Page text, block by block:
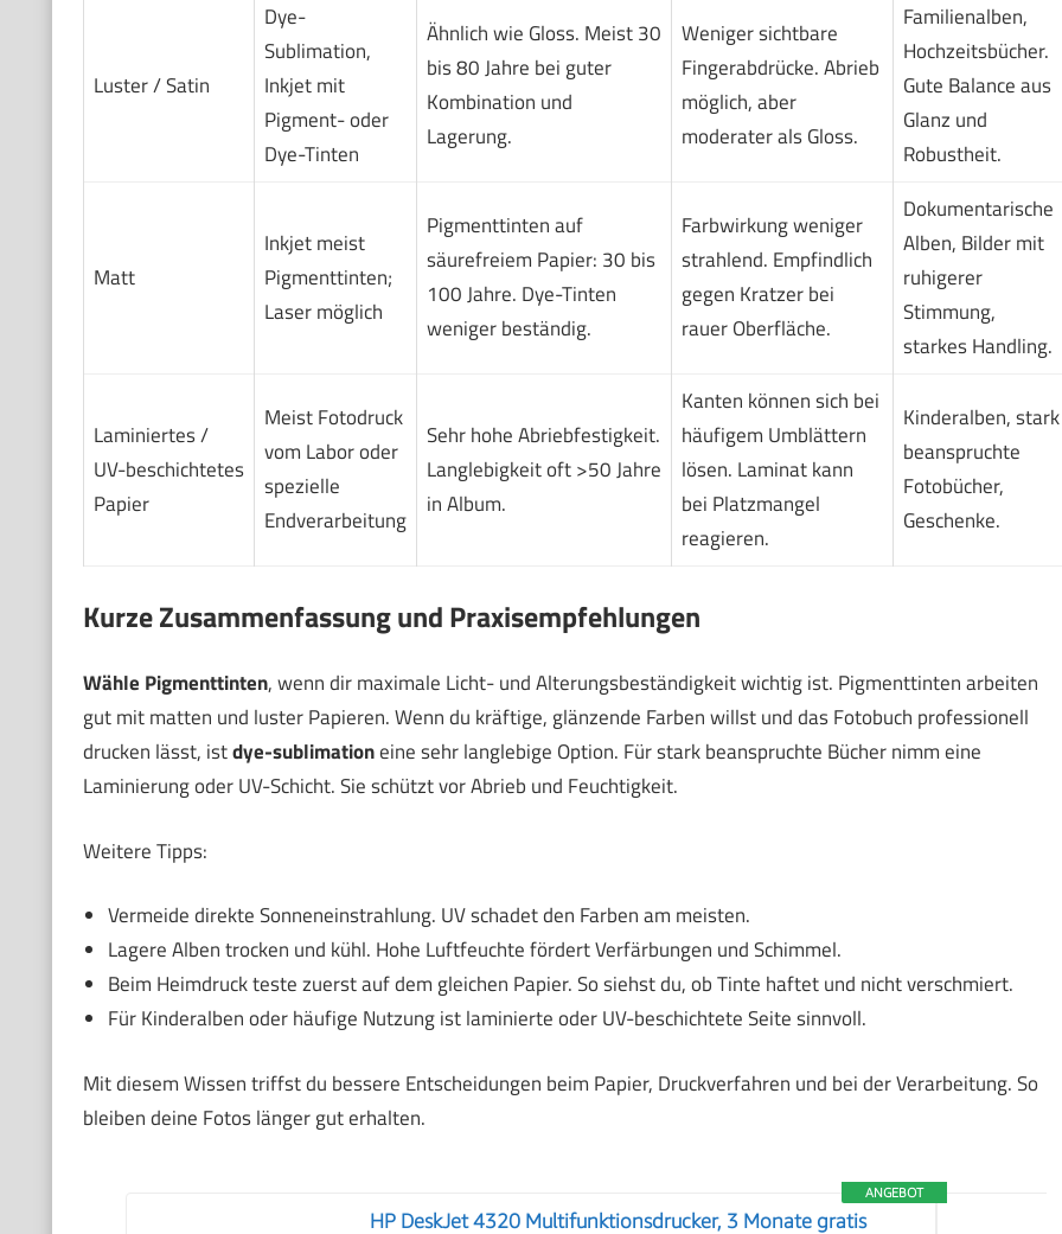
Luster / Satin
Dye-
Sublimation,
Inkjet mit
Pigment- oder
Dye-Tinten
Ähnlich wie Gloss. Meist 30
bis 80 Jahre bei guter
Kombination und
Lagerung.
Weniger sichtbare
Fingerabdrücke. Abrieb
möglich, aber
moderater als Gloss.
Familienalben,
Hochzeitsbücher.
Gute Balance aus
Glanz und
Robustheit.
Matt
Inkjet meist
Pigmenttinten;
Laser möglich
Pigmenttinten auf
säurefreiem Papier: 30 bis
100 Jahre. Dye-Tinten
weniger beständig.
Farbwirkung weniger
strahlend. Empfindlich
gegen Kratzer bei
rauer Oberfläche.
Dokumentarische
Alben, Bilder mit
ruhigerer
Stimmung,
starkes Handling.
Laminiertes /
UV-beschichtetes
Papier
Meist Fotodruck
vom Labor oder
spezielle
Endverarbeitung
Sehr hohe Abriebfestigkeit.
Langlebigkeit oft >50 Jahre
in Album.
Kanten können sich bei
häufigem Umblättern
lösen. Laminat kann
bei Platzmangel
reagieren.
Kinderalben, stark
beanspruchte
Fotobücher,
Geschenke.
Kurze Zusammenfassung und Praxisempfehlungen
Wähle Pigmenttinten, wenn dir maximale Licht- und Alterungsbeständigkeit wichtig ist. Pigmenttinten arbeiten
gut mit matten und luster Papieren. Wenn du kräftige, glänzende Farben willst und das Fotobuch professionell
drucken lässt, istdye-sublimationeine sehr langlebige Option. Für stark beanspruchte Bücher nimm eine
Laminierung oder UV-Schicht. Sie schützt vor Abrieb und Feuchtigkeit.
Weitere Tipps:
Vermeide direkte Sonneneinstrahlung. UV schadet den Farben am meisten.
Lagere Alben trocken und kühl. Hohe Luftfeuchte fördert Verfärbungen und Schimmel.
Beim Heimdruck teste zuerst auf dem gleichen Papier. So siehst du, ob Tinte haftet und nicht verschmiert.
Für Kinderalben oder häufige Nutzung ist laminierte oder UV-beschichtete Seite sinnvoll.
Mit diesem Wissen triffst du bessere Entscheidungen beim Papier, Druckverfahren und bei der Verarbeitung. So
bleiben deine Fotos länger gut erhalten.
ANGEBOT
HP DeskJet 4320 Multifunktionsdrucker, 3 Monate gratis